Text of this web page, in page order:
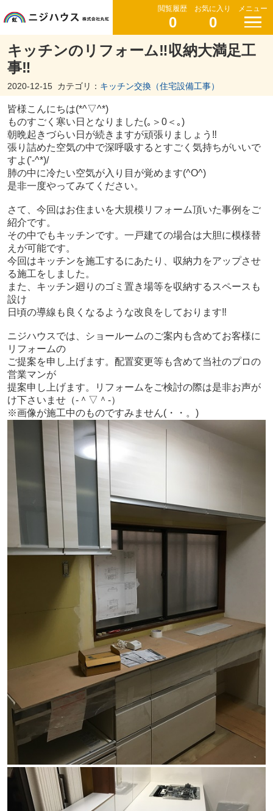
閲覧履歴
0
お気に入り
0
メニュー
キッチンのリフォーム‼収納大満足工
事‼
2020-12-15 カテゴリ： キッチン交換（住宅設備工事）
皆様こんにちは(*^▽^*)
ものすごく寒い日となりました(｡＞0＜｡)
朝晩起きづらい日が続きますが頑張りましょう‼
張り詰めた空気の中で深呼吸するとすごく気持ちがいいで
すよ('-^*)/
肺の中に冷たい空気が入り目が覚めます(^O^)
是非一度やってみてください。
さて、今回はお住まいを大規模リフォーム頂いた事例をご
紹介です。
その中でもキッチンです。一戸建ての場合は大胆に模様替
えが可能です。
今回はキッチンを施工するにあたり、収納力をアップさせ
る施工をしました。
また、キッチン廻りのゴミ置き場等を収納するスペースも
設け
日頃の導線も良くなるような改良をしております‼
ニジハウスでは、ショールームのご案内も含めてお客様に
リフォームの
ご提案を申し上げます。配置変更等も含めて当社のプロの
営業マンが
提案申し上げます。リフォームをご検討の際は是非お声が
け下さいませ（‐＾▽＾‐）
※画像が施工中のものですみません(・・。)ゞ